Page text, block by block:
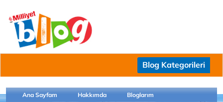
Blog Kategorileri
Ana Sayfam Hakkımda Bloglarım